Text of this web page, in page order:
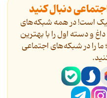
دنبال کنید
است! در همه شبکه‌های
و دسته اول را با بهترین
ما را در شبکه‌های اجتماعی